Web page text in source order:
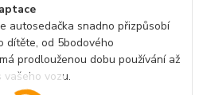
autosedačka snadno přizpůsobí
dítěte, od 5bodového
prodlouženou dobu používání až
vašeho vozu.